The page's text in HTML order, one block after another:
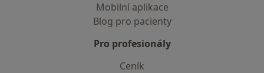
Mobilní aplikace
Blog pro pacienty
Pro profesionály
Ceník